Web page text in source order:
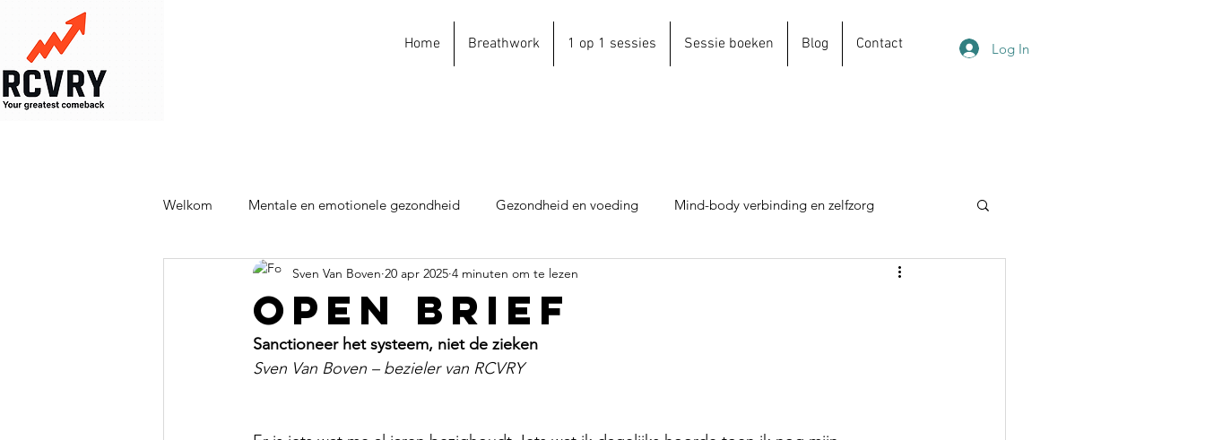
Home Breathwork 1 op 1 sessies Sessie boeken Blog Contact Log In
Welkom Mentale en emotionele gezondheid Gezondheid en voeding Mind-body verbinding en zelfzorg
Therapieën en behandelingen Verslaving Alternatieve benadering
OPEN BRIEF
Sven Van Boven 20 apr 2025 4 minuten om te lezen
Sanctioneer het systeem, niet de zieken
Sven Van Boven – bezieler van RCVRY